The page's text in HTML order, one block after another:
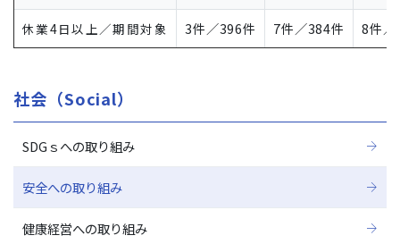
休業4日以上／期間対象 3件／396件 7件／384件 8件
社会（Social）
SDGｓへの取り組み
安全への取り組み
健康経営への取り組み